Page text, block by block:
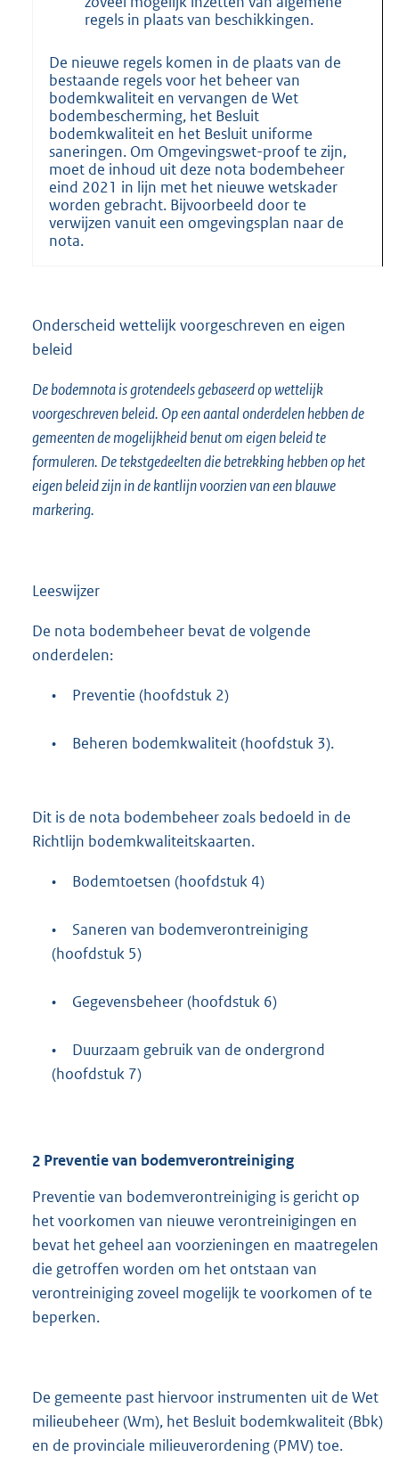
regels in plaats van beschikkingen.
De nieuwe regels komen in de plaats van de
bestaande regels voor het beheer van
bodemkwaliteit en vervangen de Wet
bodembescherming, het Besluit
bodemkwaliteit en het Besluit uniforme
saneringen. Om Omgevingswet-proof te zijn,
moet de inhoud uit deze nota bodembeheer
eind 2021 in lijn met het nieuwe wetskader
worden gebracht. Bijvoorbeeld door te
verwijzen vanuit een omgevingsplan naar de
nota.
Onderscheid wettelijk voorgeschreven en eigen
beleid
De bodemnota is grotendeels gebaseerd op wettelijk
voorgeschreven beleid. Op een aantal onderdelen hebben de
gemeenten de mogelijkheid benut om eigen beleid te
formuleren. De tekstgedeelten die betrekking hebben op het
eigen beleid zijn in de kantlijn voorzien van een blauwe
markering.
Leeswijzer
De nota bodembeheer bevat de volgende
onderdelen:
• Preventie (hoofdstuk 2)
• Beheren bodemkwaliteit (hoofdstuk 3).
Dit is de nota bodembeheer zoals bedoeld in de
Richtlijn bodemkwaliteitskaarten.
• Bodemtoetsen (hoofdstuk 4)
•
Saneren van bodemverontreiniging
(hoofdstuk 5)
• Gegevensbeheer (hoofdstuk 6)
•
Duurzaam gebruik van de ondergrond
(hoofdstuk 7)
2 Preventie van bodemverontreiniging
Preventie van bodemverontreiniging is gericht op
het voorkomen van nieuwe verontreinigingen en
bevat het geheel aan voorzieningen en maatregelen
die getroffen worden om het ontstaan van
verontreiniging zoveel mogelijk te voorkomen of te
beperken.
De gemeente past hiervoor instrumenten uit de Wet
milieubeheer (Wm), het Besluit bodemkwaliteit (Bbk)
en de provinciale milieuverordening (PMV) toe.